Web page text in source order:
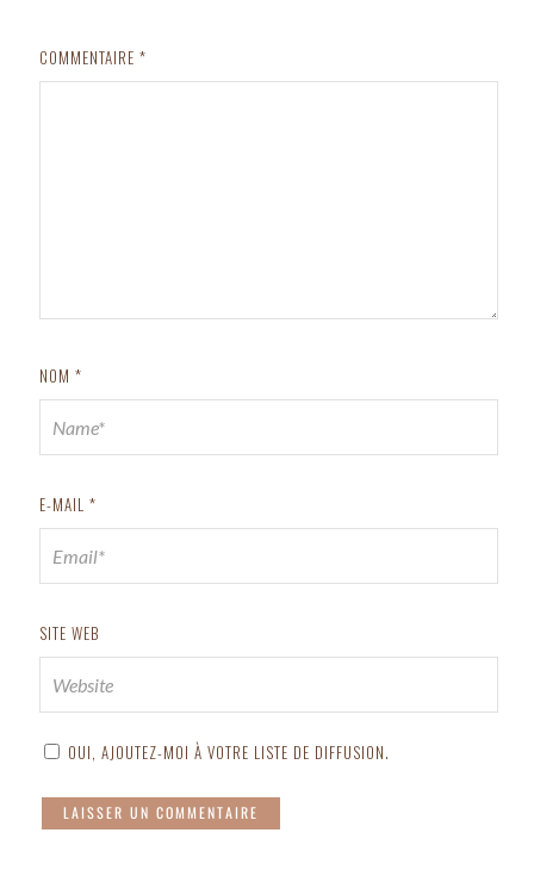
COMMENTAIRE *
NOM *
E-MAIL *
SITE WEB
OUI, AJOUTEZ-MOI À VOTRE LISTE DE DIFFUSION.